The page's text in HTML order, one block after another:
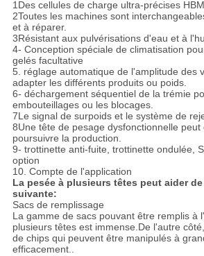
1Des cellules de charge ultra-précises
2Toutes les machines sont
et à réparer.
3Résistant aux pulvérisations d'eau et à
4- Conception spéciale de climatisation
gelés facultative
5. réglage automatique de l'amplitude des
adapter les différents produits ou poids.
6- déchargement séquentiel de la trémie
embouteillages ou les blocages.
7Le signal de surpoids et le système de
8Une tête de pesage dysfonctionnelle
poursuivre la production.
9- trottinette anti-fuite, trottinette ondulée,
option
10. Compte de l'application
La pesée à plusieurs têtes peut aider
suivante:
Sacs de remplissage
La gamme de sacs pouvant être remplis à
plusieurs têtes est immense.De l'autre
de chips qui peuvent être manipulés à
efficacement..